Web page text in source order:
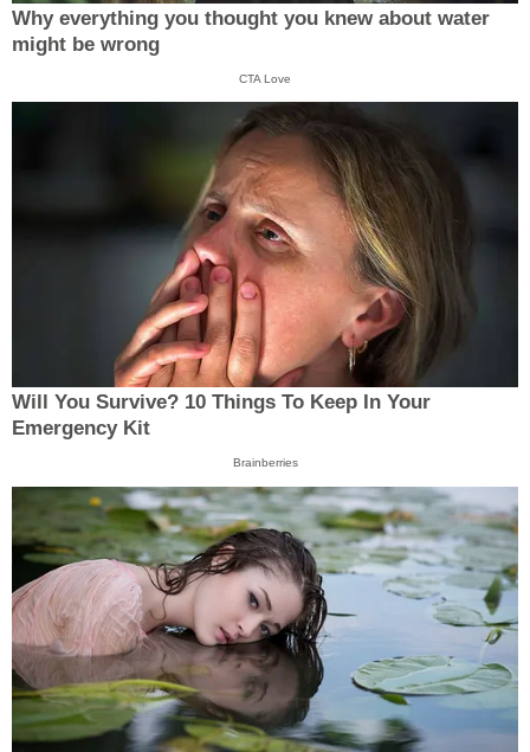
Why everything you thought you knew about water
might be wrong
CTA Love
Will You Survive? 10 Things To Keep In Your
Emergency Kit
Brainberries